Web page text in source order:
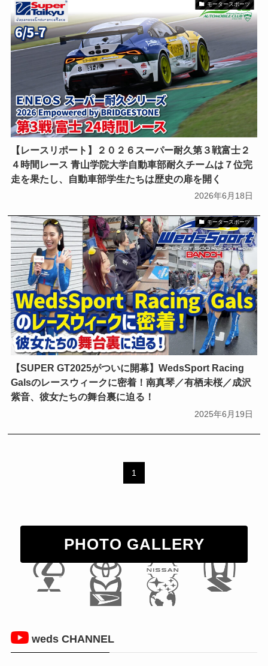
モータースポーツ
【レースリポート】２０２６スーパー耐久第３戦富士２
４時間レース 青山学院大学自動車部耐久チームは７位完
走を果たし、自動車部学生たちは歴史の扉を開く
2026年6月18日
モータースポーツ
【SUPER GT2025がついに開幕】WedsSport Racing
Galsのレースウィークに密着！南真琴／有栖未桜／成沢
紫音、彼女たちの舞台裏に迫る！
2025年6月19日
1
PHOTO GALLERY
weds CHANNEL